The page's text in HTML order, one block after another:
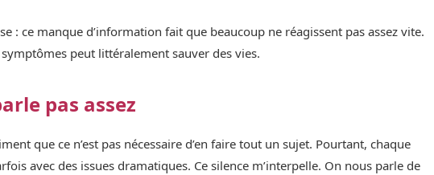
: ce manque d’information fait que beaucoup ne réagissent pas assez vite.
peut littéralement sauver des vies.
pas assez
que ce n’est pas nécessaire d’en faire tout un sujet. Pourtant, chaque
avec des issues dramatiques. Ce silence m’interpelle. On nous parle de